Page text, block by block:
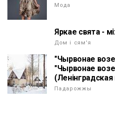
Мода
Яркае свята -
Дом і сям'я
"Чырвонае
"Чырвонае
Падарожжы